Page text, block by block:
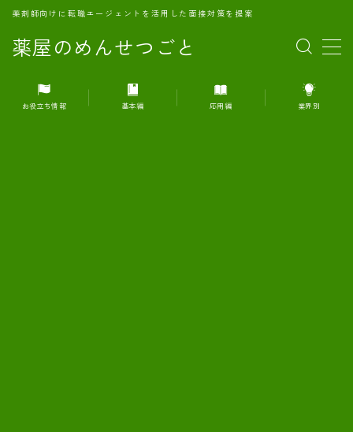
薬屋のめんせつごと
薬剤師向けに転職エージェントを活用した面接対策を提案
MENU
1.転職エージェントとは何か？
お役立ち情報 基本編 応用編 業界別